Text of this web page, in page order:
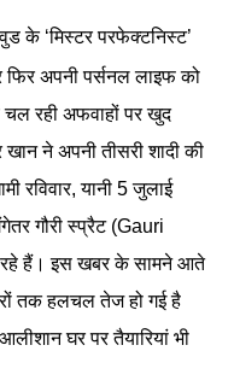
के ‘मिस्टर परफेक्टनिस्ट’
अपनी पर्सनल लाइफ को
रही अफवाहों पर खुद
खान ने अपनी तीसरी शादी की
रविवार, यानी 5 जुलाई
गौरी स्प्रैट (Gauri
रहे हैं। इस खबर के सामने आते
तक हलचल तेज हो गई है
घर पर तैयारियां भी